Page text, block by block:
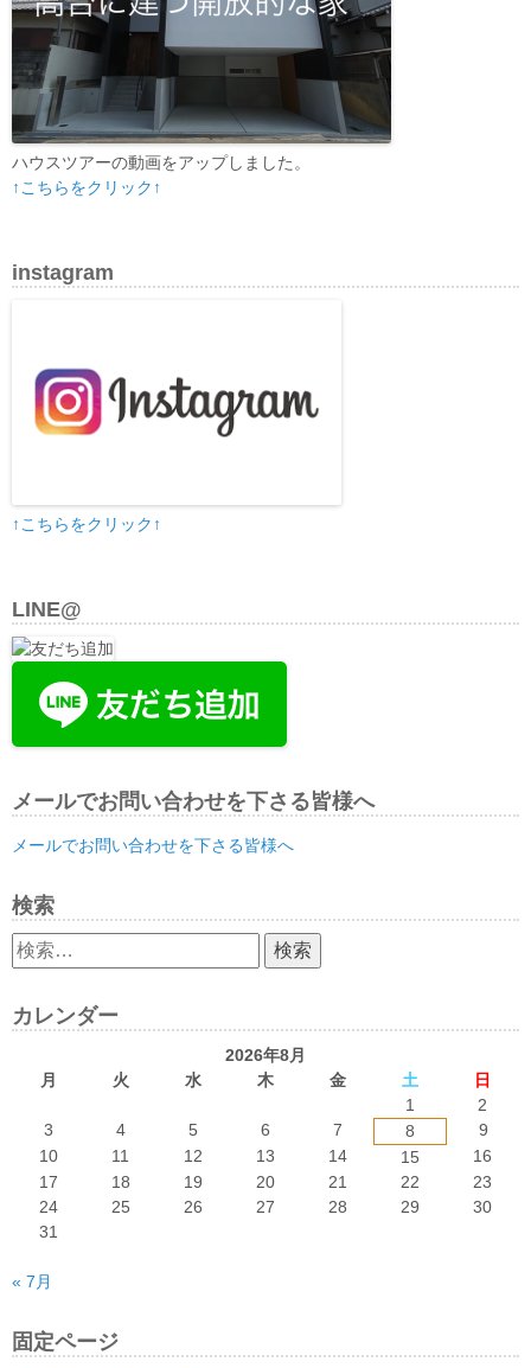
ハウスツアーの動画をアップしました。
↑こちらをクリック↑
instagram
↑こちらをクリック↑
LINE@
メールでお問い合わせを下さる皆様へ
メールでお問い合わせを下さる皆様へ
検索
検
索:
カレンダー
2026年8月
月
火 水 木 金 土
日
1
2
3
4 5 6 7 8
9
10
11 12 13 14 15
16
17
18 19 20 21 22
23
24
25 26 27 28 29
30
31
« 7月
固定ページ